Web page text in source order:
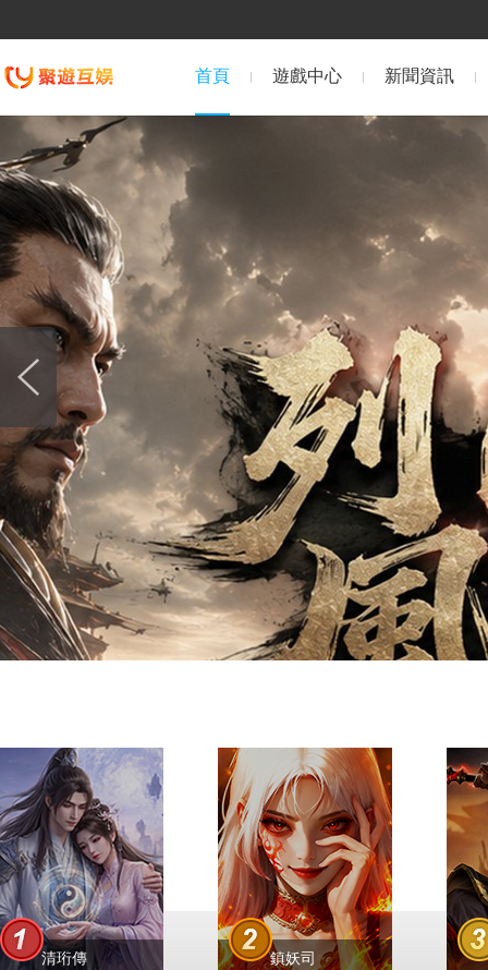
首頁 遊戲中心 新聞資訊
清珩傳 鎮妖司